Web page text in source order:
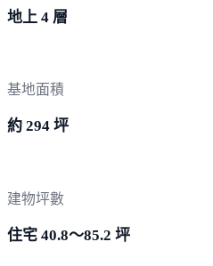
地上 4 層
基地面積
約 294 坪
建物坪數
住宅 40.8～85.2 坪